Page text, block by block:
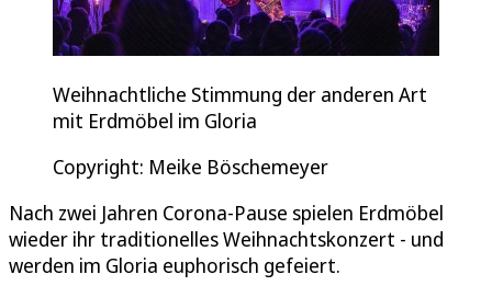
Weihnachtliche Stimmung der anderen Art
mit Erdmöbel im Gloria
Copyright: Meike Böschemeyer
Nach zwei Jahren Corona-Pause spielen Erdmöbel
wieder ihr traditionelles Weihnachtskonzert - und
werden im Gloria euphorisch gefeiert.